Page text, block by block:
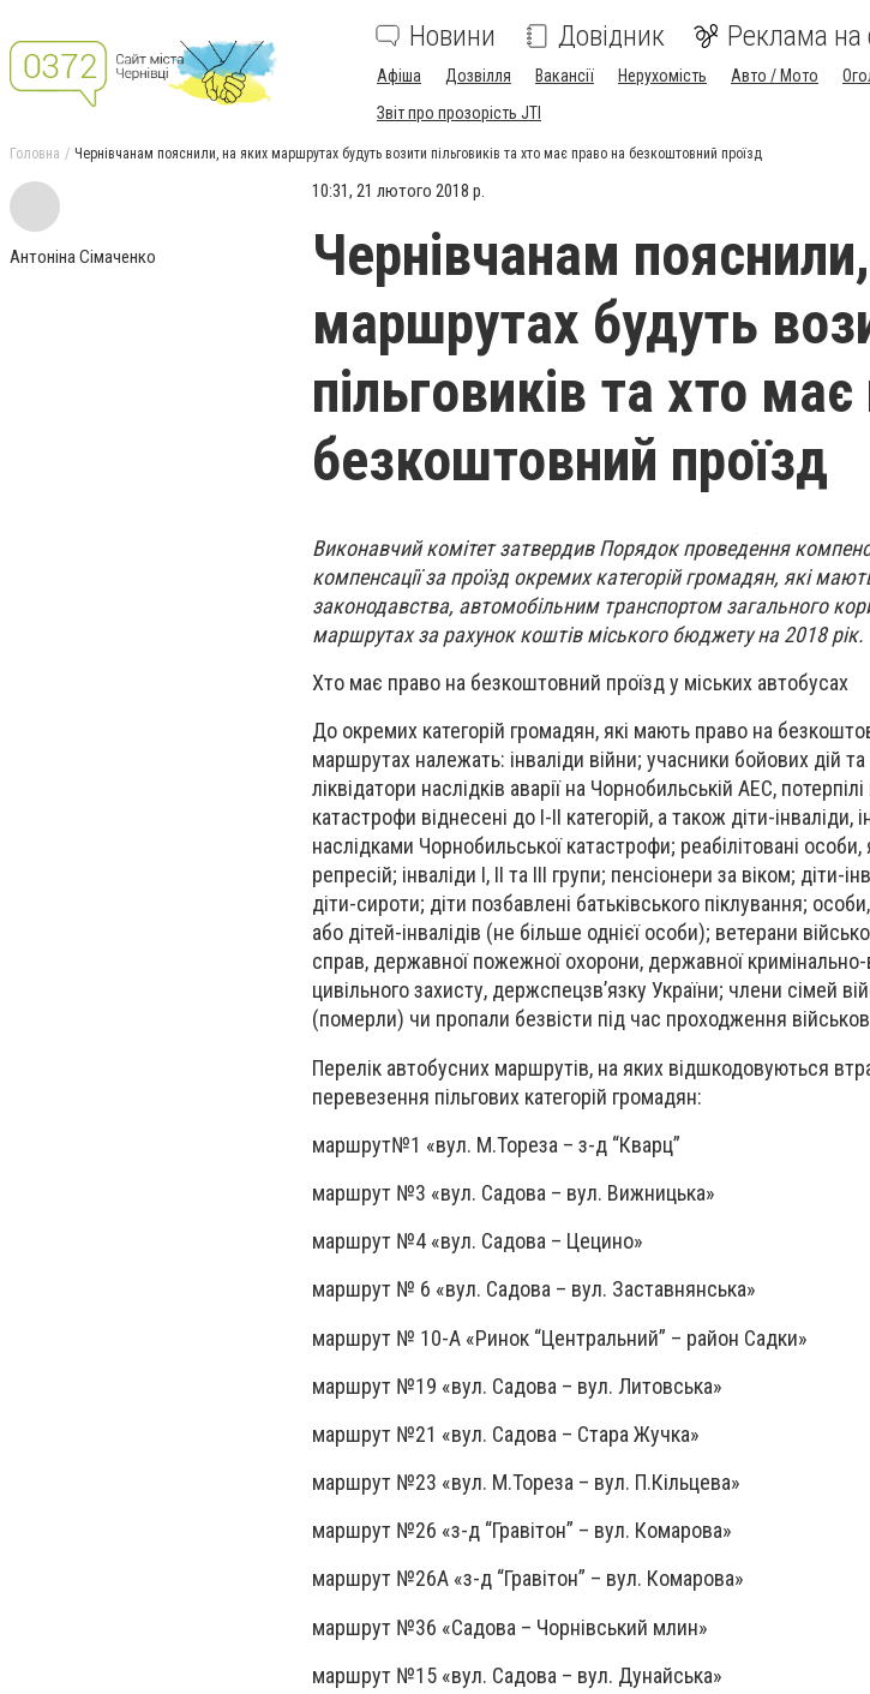
Новини Довідник Реклама на
Афіша Дозвілля Вакансії Нерухомість Авто / Мото
Звіт про прозорість JTI
Головна Чернівчанам пояснили, на яких маршрутах будуть возити пільговиків та хто має право на безкоштовний проїзд
Антоніна Сімаченко
10:31, 21 лютого 2018 р.
Чернівчанам
маршрутах будуть
пільговиків та хто
безкоштовний проїзд
Виконавчий комітет затвердив Порядок проведення
компенсації за проїзд окремих категорій громадян, які
законодавства, автомобільним транспортом загального
маршрутах за рахунок коштів міського бюджету на 2018 рік.
Хто має право на безкоштовний проїзд у міських автобусах
До окремих категорій громадян, які мають право на
маршрутах належать: інваліди війни; учасники бойових дій
ліквідатори наслідків аварії на Чорнобильській АЕС,
катастрофи віднесені до І-ІІ категорій, а також діти-інваліди,
наслідками Чорнобильської катастрофи; реабілітовані особи,
репресій; інваліди І, ІІ та ІІІ групи; пенсіонери за віком; діти-
діти-сироти; діти позбавлені батьківського піклування;
або дітей-інвалідів (не більше однієї особи); ветерани
справ, державної пожежної охорони, державної
цивільного захисту, держспецзв’язку України; члени сімей
(померли) чи пропали безвісти під час проходження
Перелік автобусних маршрутів, на яких відшкодовуються
перевезення пільгових категорій громадян:
маршрут№1 «вул. М.Тореза – з-д “Кварц”
маршрут №3 «вул. Садова – вул. Вижницька»
маршрут №4 «вул. Садова – Цецино»
маршрут № 6 «вул. Садова – вул. Заставнянська»
маршрут № 10-А «Ринок “Центральний” – район Садки»
маршрут №19 «вул. Садова – вул. Литовська»
маршрут №21 «вул. Садова – Стара Жучка»
маршрут №23 «вул. М.Тореза – вул. П.Кільцева»
маршрут №26 «з-д “Гравітон” – вул. Комарова»
маршрут №26А «з-д “Гравітон” – вул. Комарова»
маршрут №36 «Садова – Чорнівський млин»
маршрут №15 «вул. Садова – вул. Дунайська»